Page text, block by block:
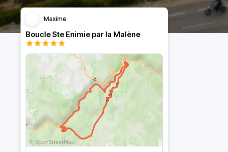
Maxime
Boucle Ste Enimie par la Malène